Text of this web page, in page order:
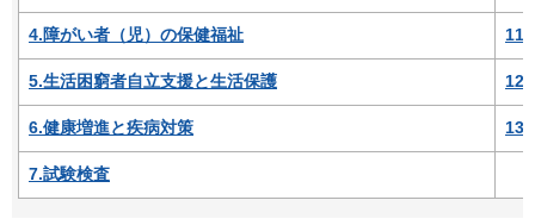
4.障がい者（児）の保健福祉 11.
5.生活困窮者自立支援と生活保護 12.
6.健康増進と疾病対策 13.
7.試験検査